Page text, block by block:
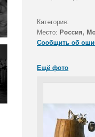
Категория:
Место: Россия,
Сообщить об
Ещё фото